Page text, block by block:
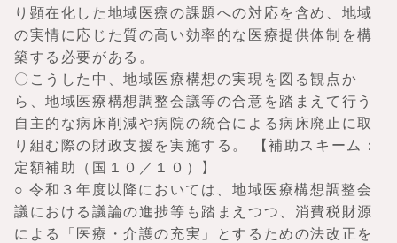
り顕在化した地域医療の課題への対応を含め、地域
の実情に応じた質の高い効率的な医療提供体制を構
築する必要がある。
〇こうした中、地域医療構想の実現を図る観点か
ら、地域医療構想調整会議等の合意を踏まえて行う
自主的な病床削減や病院の統合による病床廃止に取
り組む際の財政支援を実施する。 【補助スキーム：
定額補助（国１０／１０）】
○ 令和３年度以降においては、地域医療構想調整会
議における議論の進捗等も踏まえつつ、消費税財源
による「医療・介護の充実」とするための法改正を